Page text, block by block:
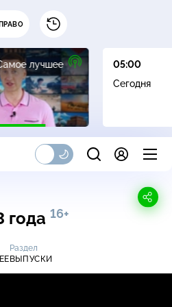
ПРАВО
лучшее
16+
05:00
Сегодня
года 16+
Раздел
ВЫПУСКИ